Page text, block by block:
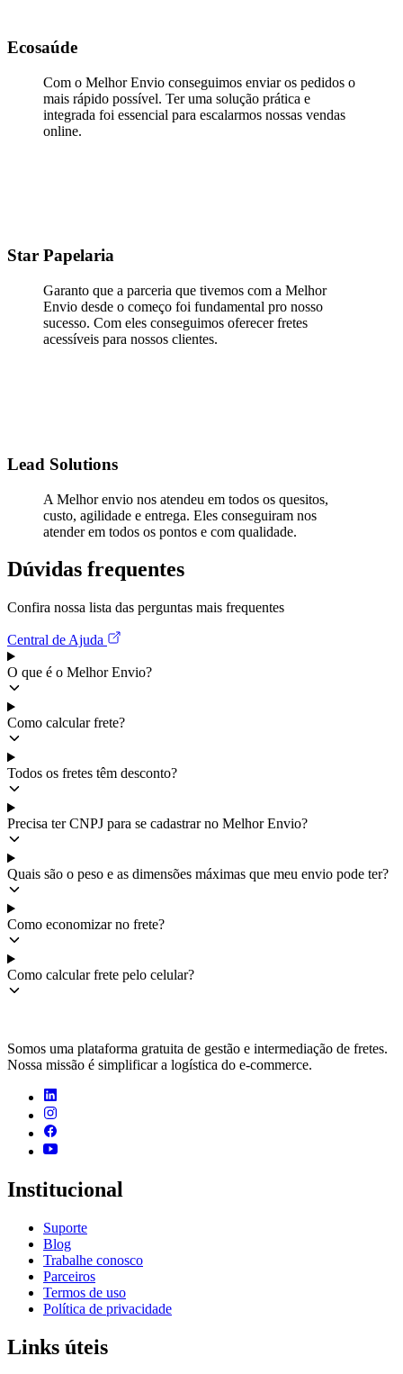
Ecosaúde
Com o Melhor Envio conseguimos enviar os pedidos o
mais rápido possível. Ter uma solução prática e
integrada foi essencial para escalarmos nossas vendas
online.
Star Papelaria
Garanto que a parceria que tivemos com a Melhor
Envio desde o começo foi fundamental pro nosso
sucesso. Com eles conseguimos oferecer fretes
acessíveis para nossos clientes.
Lead Solutions
A Melhor envio nos atendeu em todos os quesitos,
custo, agilidade e entrega. Eles conseguiram nos
atender em todos os pontos e com qualidade.
Dúvidas frequentes
Confira nossa lista das perguntas mais frequentes
Central de Ajuda
O que é o Melhor Envio?
Como calcular frete?
Todos os fretes têm desconto?
Precisa ter CNPJ para se cadastrar no Melhor Envio?
Quais são o peso e as dimensões máximas que meu envio pode ter?
Como economizar no frete?
Como calcular frete pelo celular?
Somos uma plataforma gratuita de gestão e intermediação de fretes.
Nossa missão é simplificar a logística do e-commerce.
Institucional
Suporte
Blog
Trabalhe conosco
Parceiros
Termos de uso
Política de privacidade
Links úteis